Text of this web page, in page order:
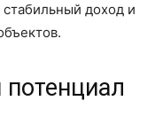
доход и